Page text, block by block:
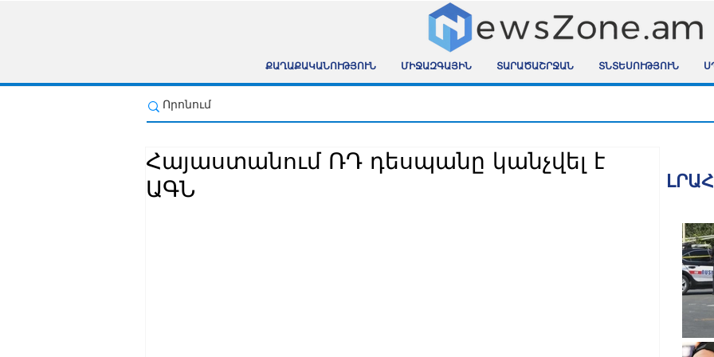
ՔԱՂԱՔԱԿԱՆՈՒԹՅՈՒՆ ՄԻՋԱԶԳԱՅԻՆ ՏԱՐԱԾԱՇՐՋԱՆ ՏՆՏԵՍՈՒԹՅՈՒՆ
Հայաստանում ՌԴ դեսպանը կանչվել է
ԱԳՆ